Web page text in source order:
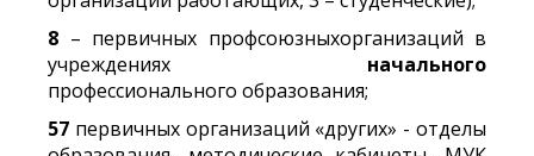
8 – первичных профсоюзныхорганизаций в
учреждениях начального
профессионального образования;
57 первичных организаций «других» - отделы